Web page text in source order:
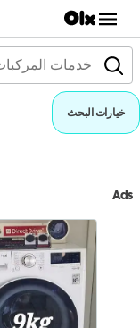
خيارات البحث
Ads